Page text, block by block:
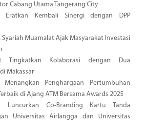
Cabang Utama Tangerang City
Eratkan Kembali Sinergi dengan DPP
Syariah Muamalat Ajak Masyarakat Investasi
Tingkatkan Kolaborasi dengan Dua
Makassar
Menangkan Penghargaan Pertumbuhan
di Ajang ATM Bersama Awards 2025
Luncurkan Co-Branding Kartu Tanda
Universitas Airlangga dan Universitas